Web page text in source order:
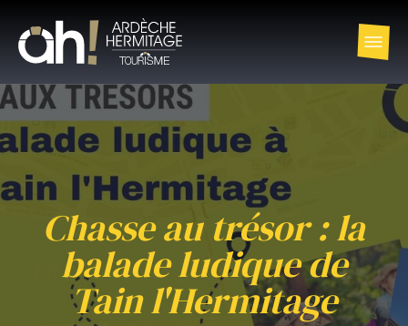
Chasse au trésor : la
balade ludique de
Tain l'Hermitage